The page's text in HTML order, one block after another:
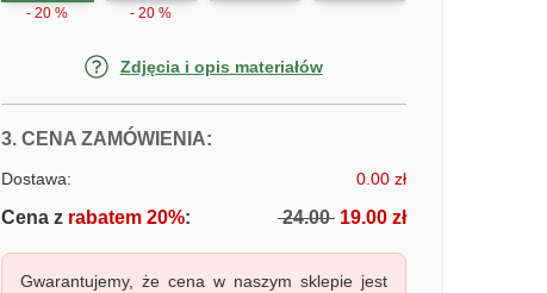
- 20 % - 20 %
Zdjęcia i opis materiałów
3. CENA ZAMÓWIENIA:FOTOTAPETY BALONY I TĘCZA
Dostawa: 0.00 zł
Cena zrabatem 20%: 24.0019.00 zł
Gwarantujemy, że cena w naszym sklepie jest